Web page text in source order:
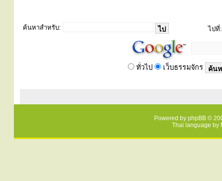
ค้นหาสำหรับ: ไปที่:
ทั่วไป เว็บธรรมจักร
Powered by phpBB ©
Thai language by